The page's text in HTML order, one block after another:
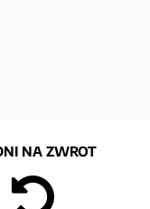
NA ZWROT